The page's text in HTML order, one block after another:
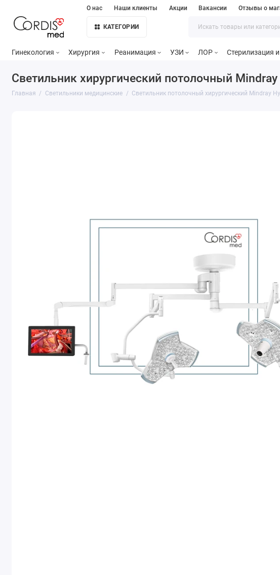
О нас Наши клиенты Акции Вакансии Отзывы о
КАТЕГОРИИ
Гинекология Хирургия Реанимация УЗИ ЛОР Стерилизация
Cветильник хирургический потолочный
Главная Светильники медицинские Светильник потолочный хирургический Mindray